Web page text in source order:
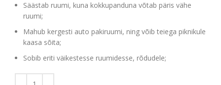
Säästab ruumi, kuna kokkupanduna võtab päris vähe
ruumi;
Mahub kergesti auto pakiruumi, ning võib teiega piknikule
kaasa sõita;
Sobib eriti väikestesse ruumidesse, rõdudele;